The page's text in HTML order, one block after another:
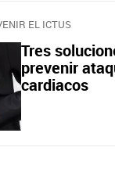
EL ICTUS
Tres
prevenir
cardiacos